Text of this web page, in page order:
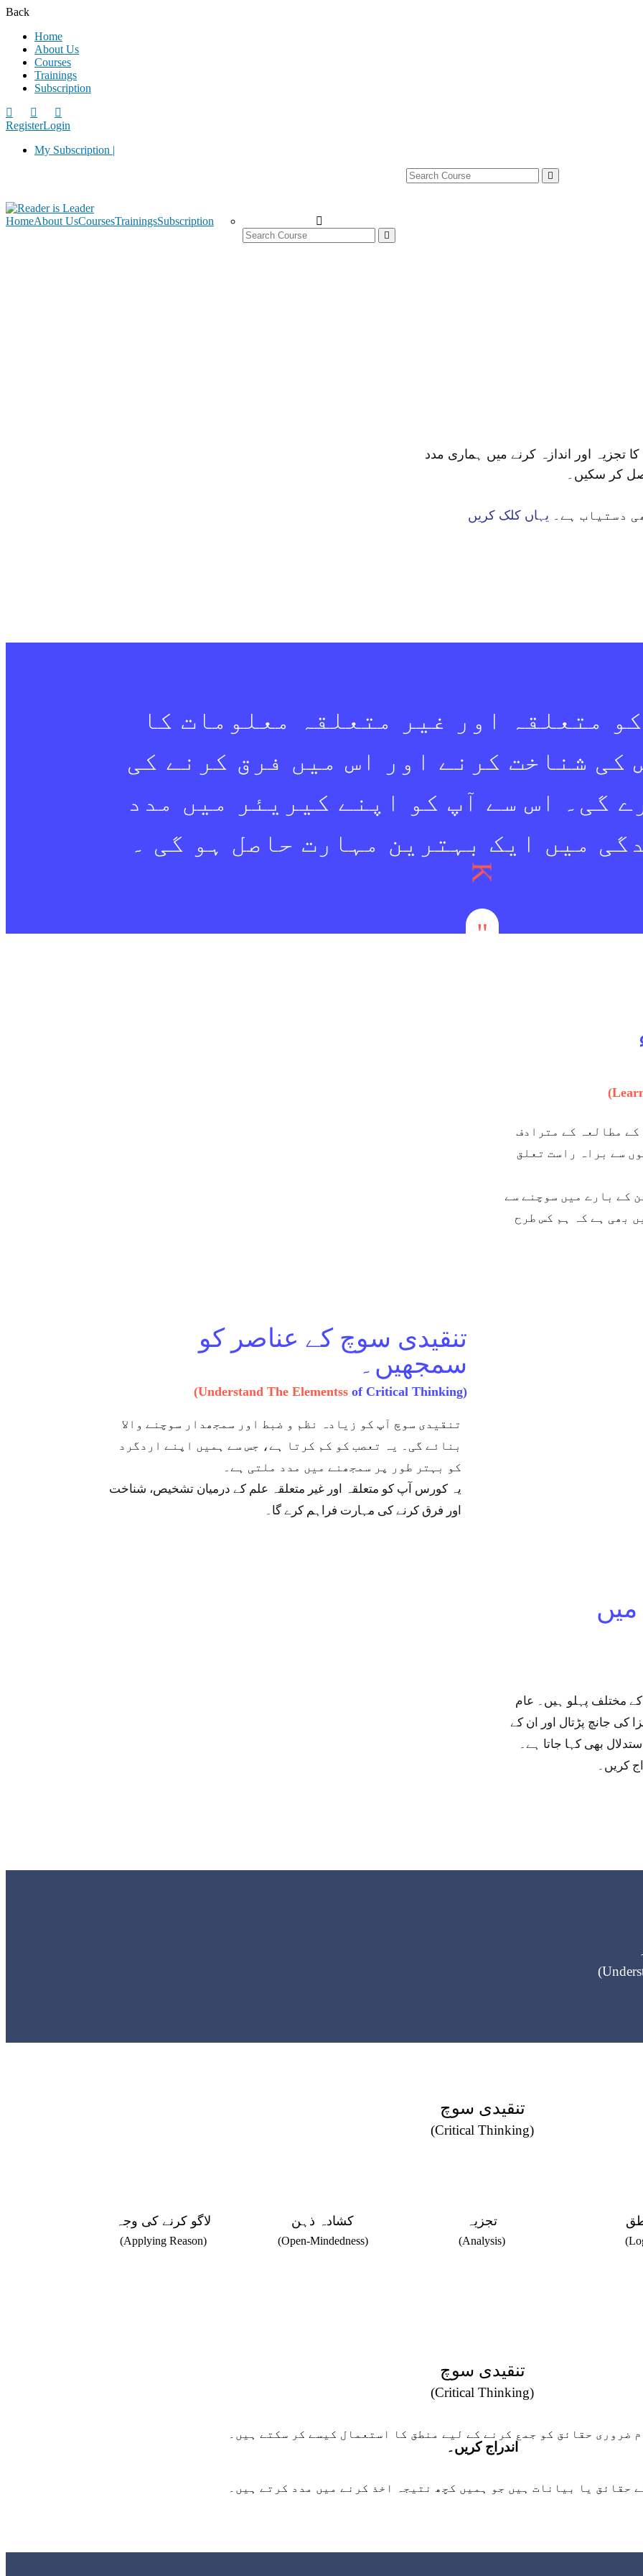
Back
Home
About Us
Courses
Trainings
Subscription
RegisterLogin
My Subscription |
HomeAbout UsCoursesTrainingsSubscription
اور اندازہ کرنے میں ہماری مدد
کر سکیں۔
دستیاب ہے۔ یہاں کلک کریں
متعلقہ اور غیر متعلقہ معلومات کا
کی شناخت کرنے اور اس میں فرق کرنے کی
گی۔ اس سے آپ کو اپنے کیریئر میں مدد
میں ایک بہترین مہارت حاصل ہو گی ۔
K
"
مطالعہ کے مترادف
سے براہ راست تعلق
کے بارے میں سوچنے سے
بھی ہے کہ ہم کس طرح
تنقیدی سوچ کے عناصر کو
سمجھیں۔
(Understand The Elementss of Critical Thinking)
تنقیدی سوچ آپ کو زیادہ نظم و ضبط اور سمجھدار سوچنے والا
بنائے گی۔ یہ تعصب کو کم کرتا ہے، جس سے ہمیں اپنے اردگرد
کو بہتر طور پر سمجھنے میں مدد ملتی ہے۔
یہ کورس آپ کو متعلقہ اور غیر متعلقہ علم کے درمیان تشخیص، شناخت
اور فرق کرنے کی مہارت فراہم کرے گا۔
مختلف پہلو ہیں۔ عام
کی جانچ پڑتال اور ان کے
بھی کہا جاتا ہے۔
کریں۔
تنقیدی سوچ
(Critical Thinking)
لاگو کرنے کی وجہ
(Applying Reason)
کشادہ ذہن
(Open-Mindedness)
تجزیہ
(Analysis)
تنقیدی سوچ
(Critical Thinking)
ضروری حقائق کو جمع کرنے کے لیے منطق کا استعمال کیسے کر سکتے ہیں۔
اندراج کریں۔
حقائق یا بیانات ہیں جو ہمیں کچھ نتیجہ اخذ کرنے میں مدد کرتے ہیں۔